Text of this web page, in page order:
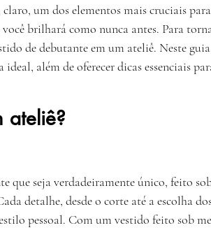
um dos elementos mais cruciais
brilhará como nunca antes. Para
de debutante em um ateliê. Neste
ideal, além de oferecer dicas essenciais
ateliê?
que seja verdadeiramente único, feito
detalhe, desde o corte até a escolha
pessoal. Com um vestido feito sob